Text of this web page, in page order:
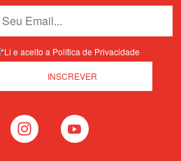
*Li e aceito a Política de Privacidade